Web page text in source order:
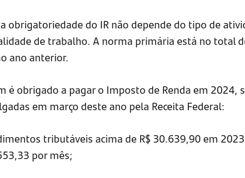
obrigatoriedade do IR não depende do tipo de
de trabalho. A norma primária está no total
ano anterior.
é obrigado a pagar o Imposto de Renda em 2024,
em março deste ano pela Receita Federal:
tributáveis acima de R$ 30.639,90 em
por mês;